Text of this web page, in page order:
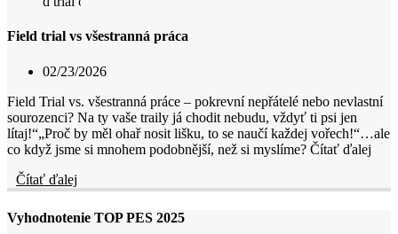
Field trial vs všestranná práca
02/23/2026
Field Trial vs. všestranná práce – pokrevní nepřátelé nebo nevlastní
sourozenci? Na ty vaše traily já chodit nebudu, vždyť ti psi jen
lítaj!“„Proč by měl ohař nosit lišku, to se naučí každej vořech!“…ale
co když jsme si mnohem podobnější, než si myslíme? Čítať ďalej
Čítať ďalej
Vyhodnotenie TOP PES 2025